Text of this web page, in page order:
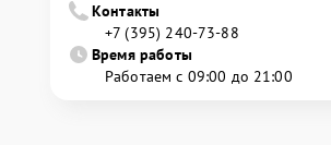
Контакты
+7 (395) 240-73-88
Время работы
Работаем с 09:00 до 21:00